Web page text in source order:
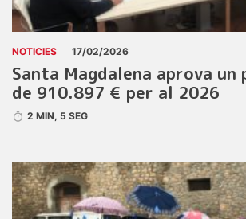
NOTICIES 17/02/2026
Santa Magdalena aprova un
de 910.897 € per al 2026
2 MIN, 5 SEG